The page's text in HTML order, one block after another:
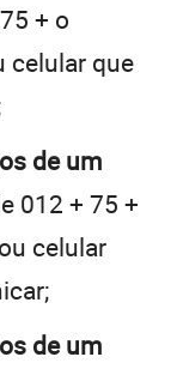
+ o
celular que
de um
012 + 75 +
celular
de um